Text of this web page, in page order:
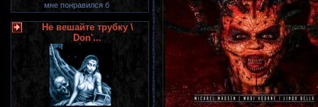
мне понравился б
Не вешайте трубку \
Don'...